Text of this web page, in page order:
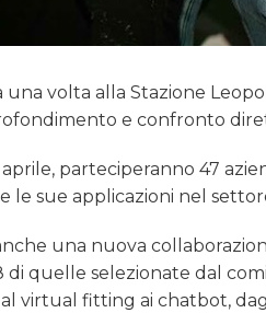
una volta alla Stazione
e confronto
parteciperanno 47
le sue applicazioni nel
una nuova
di quelle selezionate dal
virtual fitting ai chatbot,